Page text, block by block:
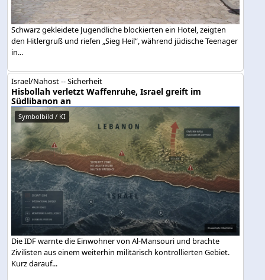
Schwarz gekleidete Jugendliche blockierten ein Hotel, zeigten
den Hitlergruß und riefen „Sieg Heil“, während jüdische Teenager
in...
Israel/Nahost -- Sicherheit
Hisbollah verletzt Waffenruhe, Israel greift im
Südlibanon an
Symbolbild / KI
Die IDF warnte die Einwohner von Al-Mansouri und brachte
Zivilisten aus einem weiterhin militärisch kontrollierten Gebiet.
Kurz darauf...